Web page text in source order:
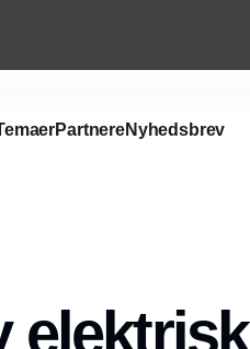
PartnereNyhedsbrev
elektrisk